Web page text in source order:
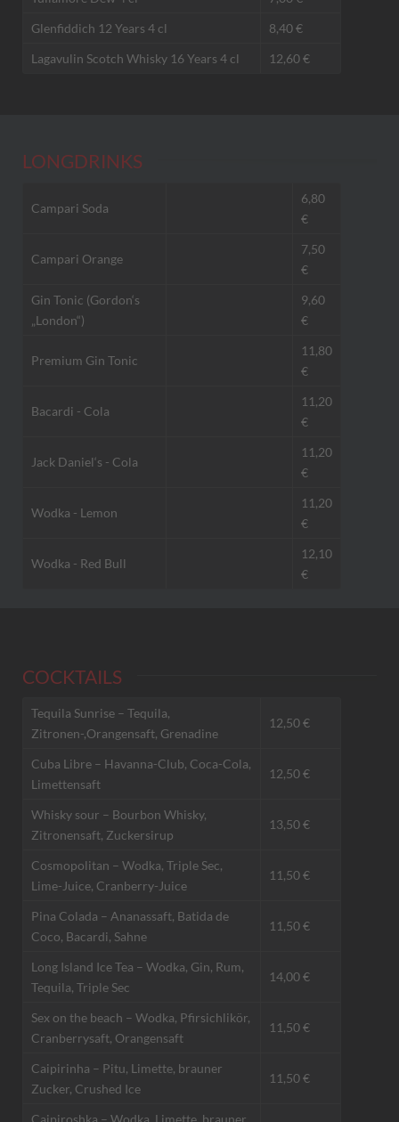
Glenfiddich 12 Years 4 cl
8,40 €
Lagavulin Scotch Whisky 16 Years 4 cl
12,60 €
LONGDRINKS
Campari Soda
6,80
€
Campari Orange
7,50
€
Gin Tonic (Gordon‘s
„London“)
9,60
€
Premium Gin Tonic
11,80
€
Bacardi - Cola
11,20
€
Jack Daniel‘s - Cola
11,20
€
Wodka - Lemon
11,20
€
Wodka - Red Bull
12,10
€
COCKTAILS
Tequila Sunrise – Tequila,
Zitronen-,Orangensaft, Grenadine
12,50 €
Cuba Libre – Havanna-Club, Coca-Cola,
Limettensaft
12,50 €
Whisky sour – Bourbon Whisky,
Zitronensaft, Zuckersirup
13,50 €
Cosmopolitan – Wodka, Triple Sec,
Lime-Juice, Cranberry-Juice
11,50 €
Pina Colada – Ananassaft, Batida de
Coco, Bacardi, Sahne
11,50 €
Long Island Ice Tea – Wodka, Gin, Rum,
Tequila, Triple Sec
14,00 €
Sex on the beach – Wodka, Pfirsichlikör,
Cranberrysaft, Orangensaft
11,50 €
Caipirinha – Pitu, Limette, brauner
Zucker, Crushed Ice
11,50 €
Caipiroshka – Wodka, Limette, brauner